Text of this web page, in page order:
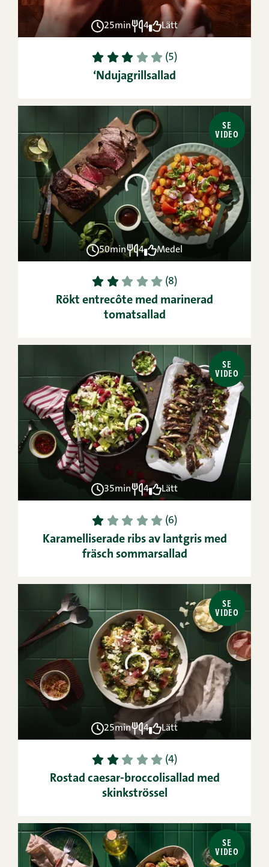
25min 4 Lätt
1 2 3 4 5 (5)
‘Ndujagrillsallad
SE
VIDEO
50min 4 Medel
1 2 3 4 5 (8)
Rökt entrecôte med marinerad
tomatsallad
SE
VIDEO
35min 4 Lätt
1 2 3 4 5 (6)
Karamelliserade ribs av lantgris med
fräsch sommarsallad
SE
VIDEO
25min 4 Lätt
1 2 3 4 5 (4)
Rostad caesar-broccolisallad med
skinkströssel
SE
VIDEO